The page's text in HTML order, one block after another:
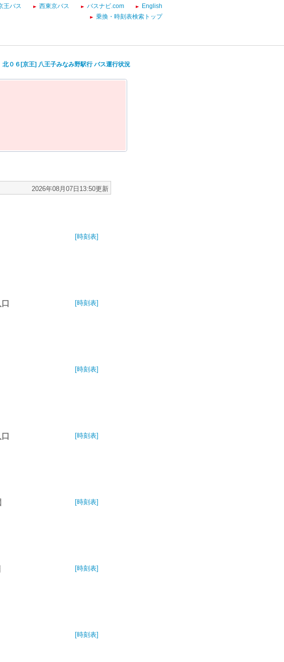
王バス 西東京バス バスナビ.com
English
乗換・時刻表検索トップ
北０６[京王] 八王子みなみ野駅行 バス運行状況
2026年08月07日13:50更新
[時刻表]
[時刻表]
[時刻表]
[時刻表]
[時刻表]
[時刻表]
[時刻表]